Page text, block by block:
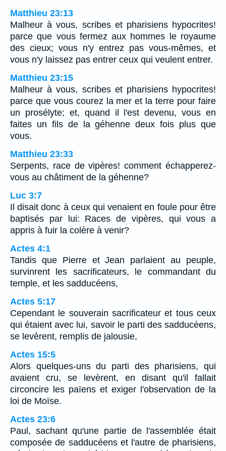
Matthieu 23:13
Malheur à vous, scribes et pharisiens hypocrites!
parce que vous fermez aux hommes le royaume
des cieux; vous n'y entrez pas vous-mêmes, et
vous n'y laissez pas entrer ceux qui veulent entrer.
Matthieu 23:15
Malheur à vous, scribes et pharisiens hypocrites!
parce que vous courez la mer et la terre pour faire
un prosélyte; et, quand il l'est devenu, vous en
faites un fils de la géhenne deux fois plus que
vous.
Matthieu 23:33
Serpents, race de vipères! comment échapperez-
vous au châtiment de la géhenne?
Luc 3:7
Il disait donc à ceux qui venaient en foule pour être
baptisés par lui: Races de vipères, qui vous a
appris à fuir la colère à venir?
Actes 4:1
Tandis que Pierre et Jean parlaient au peuple,
survinrent les sacrificateurs, le commandant du
temple, et les sadducéens,
Actes 5:17
Cependant le souverain sacrificateur et tous ceux
qui étaient avec lui, savoir le parti des sadducéens,
se levèrent, remplis de jalousie,
Actes 15:5
Alors quelques-uns du parti des pharisiens, qui
avaient cru, se levèrent, en disant qu'il fallait
circoncire les païens et exiger l'observation de la
loi de Moïse.
Actes 23:6
Paul, sachant qu'une partie de l'assemblée était
composée de sadducéens et l'autre de pharisiens,